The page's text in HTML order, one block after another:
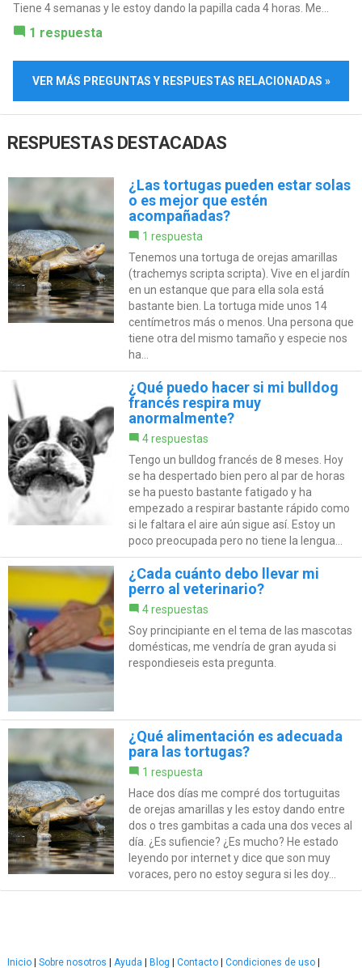
Tiene 4 semanas y le estoy dando la papilla cada 4 horas. Me...
1 respuesta
VER MÁS PREGUNTAS Y RESPUESTAS RELACIONADAS »
RESPUESTAS DESTACADAS
¿Las tortugas pueden estar solas
o es mejor que estén
acompañadas?
1 respuesta
Tenemos una tortuga de orejas amarillas
(trachemys scripta scripta). Vive en el jardín
en un estanque que para ella sola está
bastante bien. La tortuga mide unos 14
centímetros más o menos. Una persona que
tiene otra del mismo tamaño y especie nos
ha...
¿Qué puedo hacer si mi bulldog
francés respira muy
anormalmente?
4 respuestas
Tengo un bulldog francés de 8 meses. Hoy
se ha despertado bien pero al par de horas
se ha puesto bastante fatigado y ha
empezado a respirar bastante rápido como
si le faltara el aire aún sigue así. Estoy un
poco preocupada pero no tiene la lengua...
¿Cada cuánto debo llevar mi
perro al veterinario?
4 respuestas
Soy principiante en el tema de las mascotas
domésticas, me vendría de gran ayuda si
respondieseis esta pregunta.
¿Qué alimentación es adecuada
para las tortugas?
1 respuesta
Hace dos días me compré dos tortuguitas
de orejas amarillas y les estoy dando entre
dos o tres gambitas a cada una dos veces al
día. ¿Es sufiencie? ¿Es mucho? He estado
leyendo por internet y dice que son muy
voraces, pero no estoy segura si les doy...
Inicio | Sobre nosotros | Ayuda | Blog | Contacto | Condiciones de uso |